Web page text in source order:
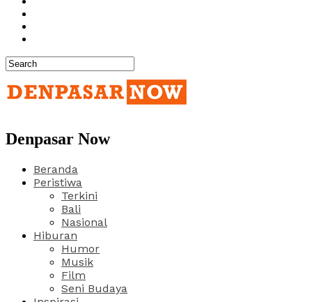
Denpasar Now
Beranda
Peristiwa
Terkini
Bali
Nasional
Hiburan
Humor
Musik
Film
Seni Budaya